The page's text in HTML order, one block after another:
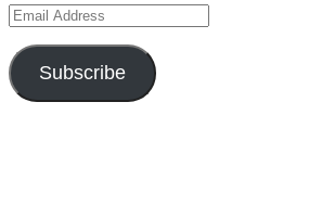
Email
Address
Subscribe